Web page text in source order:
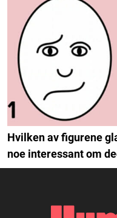
Hvilken av figurene
noe interessant om